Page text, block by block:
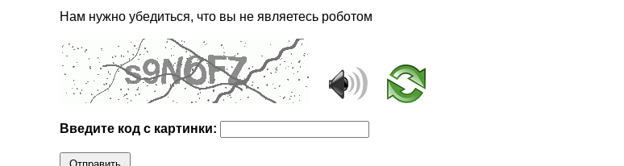
Нам нужно убедиться, что вы не являетесь роботом
Введите код с картинки: